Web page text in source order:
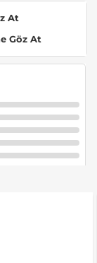
At
Göz At